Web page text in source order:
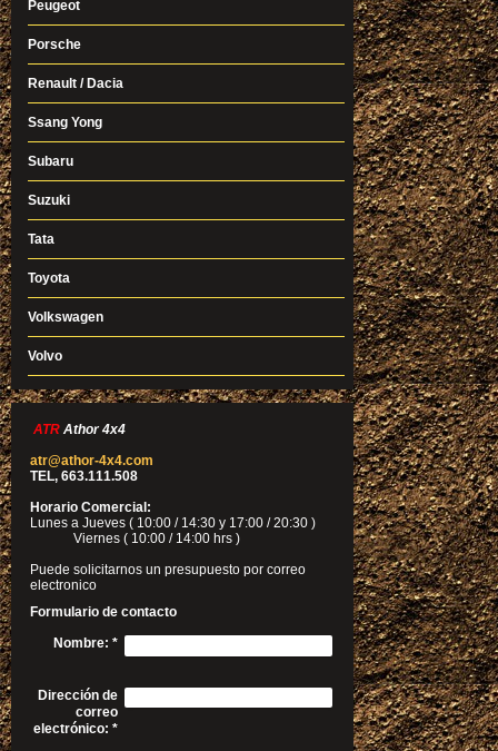
Peugeot
Porsche
Renault / Dacia
Ssang Yong
Subaru
Suzuki
Tata
Toyota
Volkswagen
Volvo
ATR Athor 4x4
atr@athor-4x4.com
TEL, 663.111.508
Horario Comercial:
Lunes a Jueves ( 10:00 / 14:30 y 17:00 / 20:30 )
Viernes ( 10:00 / 14:00 hrs )
Puede solicitarnos un presupuesto por correo
electronico
Formulario de contacto
Nombre: *
Dirección de
correo
electrónico: *